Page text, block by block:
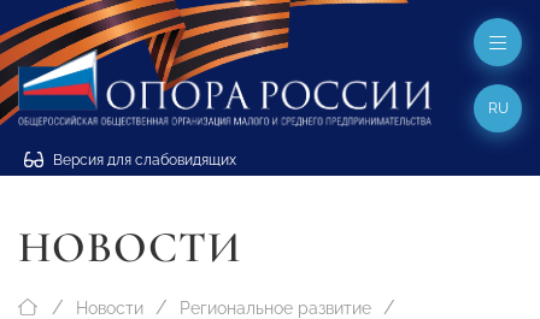
Версия для слабовидящих
RU
НОВОСТИ
Новости Региональное развитие